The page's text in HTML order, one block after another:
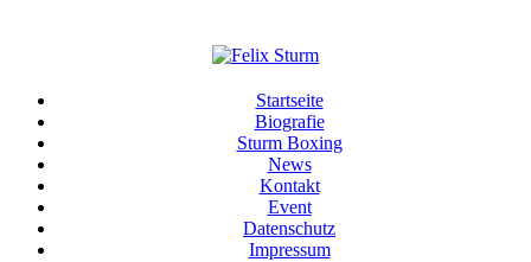
Startseite
Biografie
Sturm Boxing
News
Kontakt
Event
Datenschutz
Impressum